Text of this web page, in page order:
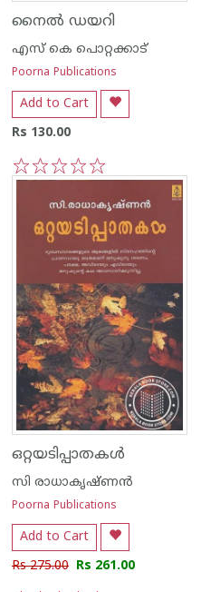
നൈല്‍ ഡയറി
എസ്‌ കെ പൊറ്റക്കാട്‌
Poorna Publications
Add to Cart
Rs 130.00
5
4
3
2
1
ഒറ്റയടിപ്പാതകള്‍
സി രാധാകൃഷ്ണന്‍
Poorna Publications
Add to Cart
Rs 275.00 Rs 261.00